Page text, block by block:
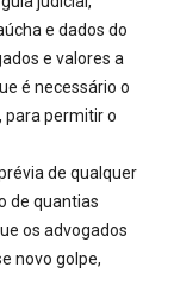
e dados do
e valores a
é necessário o
para permitir o
de qualquer
de quantias
os advogados
novo golpe,